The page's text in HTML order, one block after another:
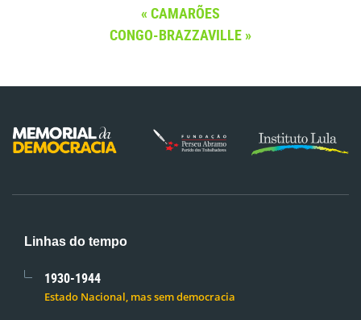
CAMARÕES
CONGO-BRAZZAVILLE
Linhas do tempo
1930-1944
Estado Nacional, mas sem democracia